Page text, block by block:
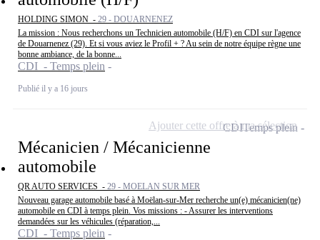
HOLDING SIMON - 29 - DOUARNENEZ
La mission : Nous recherchons un Technicien automobile (H/F) en CDI sur l'agence
de Douarnenez (29). Et si vous aviez le Profil + ? Au sein de notre équipe règne une
bonne ambiance, de la bonne...
CDI - Temps plein
Publié il y a 16 jours
Mécanicien / Mécanicienne
automobile
QR AUTO SERVICES - 29 - MOELAN SUR MER
Nouveau garage automobile basé à Moëlan-sur-Mer recherche un(e) mécanicien(ne)
automobile en CDI à temps plein. Vos missions : - Assurer les interventions
demandées sur les véhicules (réparation,...
CDI - Temps plein
CDITemps plein
Ajouter cette offre à ma sélection